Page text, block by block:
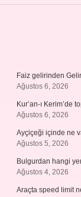
Faiz gelirinden
Ağustos 6, 2026
Kur’an-ı Kerim’de
Ağustos 6, 2026
Ayçiçeği içinde ne
Ağustos 5, 2026
Bulgurdan hangi
Ağustos 4, 2026
Araçta speed limit